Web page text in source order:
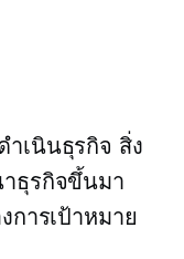
เนินธุรกิจ สิ่ง
ธุรกิจขึ้นมา
การเป้าหมาย